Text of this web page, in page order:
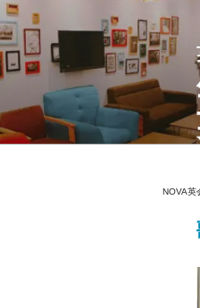
コ
ン
テ
ン
へ
ス
NOVA英